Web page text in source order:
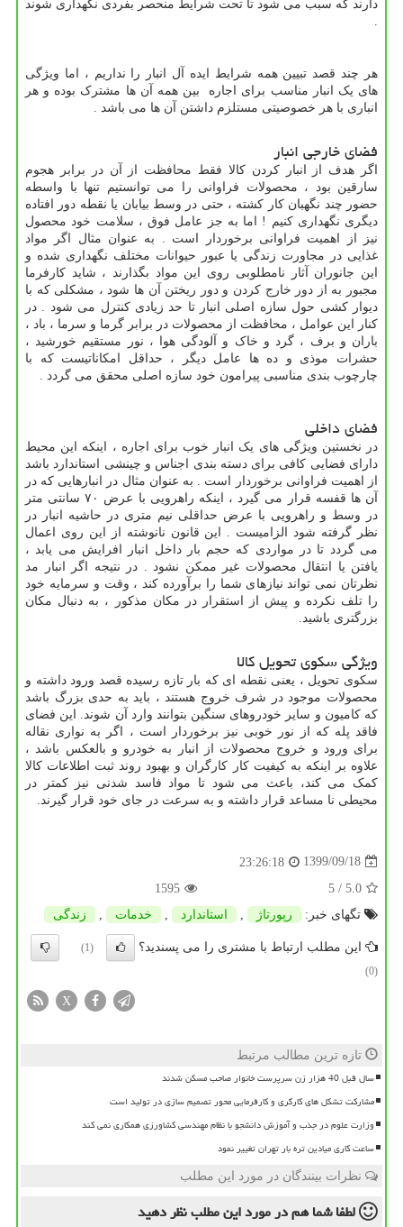
دارند که سبب می شود تا تحت شرایط منحصر بفردی نگهداری شوند
هر چند قصد تبیین همه شرایط ایده آل انبار را نداریم ، اما ویژگی
های یک انبار مناسب برای اجاره بین همه آن ها مشترک بوده و هر
انباری با هر خصوصیتی مستلزم داشتن آن ها می باشد .
فضای خارجی انبار
اگر هدف از انبار کردن کالا فقط محافظت از آن در برابر هجوم
سارقین بود ، محصولات فراوانی را می توانستیم تنها با واسطه
حضور چند نگهبان کار کشته ، حتی در وسط بیابان یا نقطه دور افتاده
دیگری نگهداری کنیم ! اما به جز عامل فوق ، سلامت خود محصول
نیز از اهمیت فراوانی برخوردار است . به عنوان مثال اگر مواد
غذایی در مجاورت زندگی یا عبور حیوانات مختلف نگهداری شده و
این جانوران آثار نامطلوبی روی این مواد بگذارند ، شاید کارفرما
مجبور به از دور خارج کردن و دور ریختن آن ها شود ، مشکلی که با
دیوار کشی حول سازه اصلی انبار تا حد زیادی کنترل می شود . در
کنار این عوامل ، محافظت از محصولات در برابر گرما و سرما ، باد ،
باران و برف ، گرد و خاک و آلودگی هوا ، نور مستقیم خورشید ،
حشرات موذی و ده ها عامل دیگر ، حداقل امکاناتیست که با
چارچوب بندی مناسبی پیرامون خود سازه اصلی محقق می گردد .
فضای داخلی
در نخستین ویژگی های یک انبار خوب برای اجاره ، اینکه این محیط
دارای فضایی کافی برای دسته بندی اجناس و چینشی استاندارد باشد
از اهمیت فراوانی برخوردار است . به عنوان مثال در انبارهایی که در
آن ها قفسه قرار می گیرد ، اینکه راهرویی با عرض ۷۰ سانتی متر
در وسط و راهرویی با عرض حداقلی نیم متری در حاشیه انبار در
نظر گرفته شود الزامیست . این قانون نانوشته از این روی اعمال
می گردد تا در مواردی که حجم بار داخل انبار افرایش می یابد ،
یافتن یا انتقال محصولات غیر ممکن نشود . در نتیجه اگر انبار مد
نظرتان نمی تواند نیازهای شما را برآورده کند ، وقت و سرمایه خود
را تلف نکرده و پیش از استقرار در مکان مذکور ، به دنبال مکان
بزرگتری باشید.
ویژگی سکوی تحویل کالا
سکوی تحویل ، یعنی نقطه ای که بار تازه رسیده قصد ورود داشته و
محصولات موجود در شرف خروج هستند ، باید به حدی بزرگ باشد
که کامیون و سایر خودروهای سنگین بتوانند وارد آن شوند. این فضای
فاقد پله که از نور خوبی نیز برخوردار است ، اگر به نواری نقاله
برای ورود و خروج محصولات از انبار به خودرو و بالعکس باشد ،
علاوه بر اینکه به کیفیت کار کارگران و بهبود روند ثبت اطلاعات کالا
کمک می کند، باعث می شود تا مواد فاسد شدنی نیز کمتر در
محیطی نا مساعد قرار داشته و به سرعت در جای خود قرار گیرند.
1399/09/18
23:26:18
5.0
/ 5
1595
تگهای خبر:
رپورتاژ استاندارد خدمات زندگی
این مطلب ارتباط با مشتری را می پسندید؟
(1)
(0)
X
تازه ترین مطالب مرتبط
سال قبل 40 هزار زن سرپرست خانوار صاحب مسکن شدند
مشارکت تشکل های کارگری و کارفرمایی محور تصمیم سازی در تولید است
وزارت علوم در جذب و آموزش دانشجو با نظام مهندسی کشاورزی همکاری نمی کند
ساعت کاری میادین تره بار تهران تغییر نمود
نظرات بینندگان در مورد این مطلب
لطفا شما همدر مورد این مطلبنظر دهید